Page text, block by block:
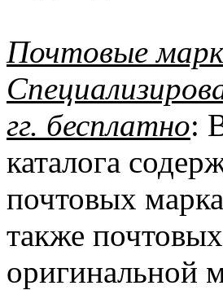
Почтовые
гг. бесплатно:
каталога
почтовых
также
оригинальной